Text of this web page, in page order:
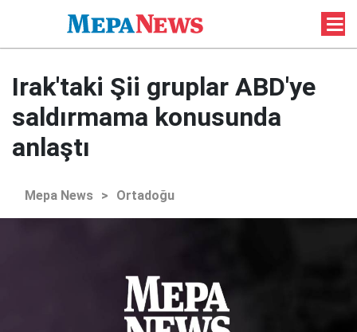
Irak'taki Şii gruplar ABD'ye
saldırmama konusunda
anlaştı
Mepa News > Ortadoğu